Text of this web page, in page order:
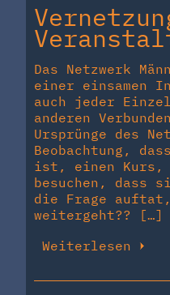
Das Netzwerk
einer einsamen
auch jeder
anderen
Ursprünge des
Beobachtung,
ist, einen Kurs,
besuchen, dass
die Frage
weitergeht?? […]
Weiterlesen